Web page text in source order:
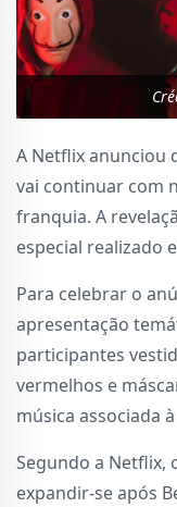
A Netflix anunciou
vai continuar com
franquia. A
especial realizado
Para celebrar o
apresentação
participantes
vermelhos e
música associada
Segundo a Netflix,
expandir-se após